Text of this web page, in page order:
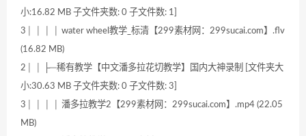
小:16.82 MB 子文件夹数: 0 子文件数: 1]
3│ │ │ │ water wheel教学_标清【299素材网：299sucai.com】.flv
(16.82 MB)
2│ │ ├─稀有教学【中文潘多拉花切教学】国内大神录制 [文件夹大
小:30.63 MB 子文件夹数: 0 子文件数: 3]
3│ │ │ │ 潘多拉教学2【299素材网：299sucai.com】.mp4 (22.05
MB)